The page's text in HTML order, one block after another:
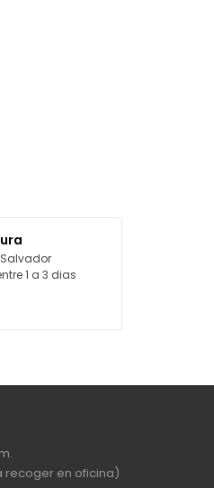
1 a 3 dias
recoger en oficina)